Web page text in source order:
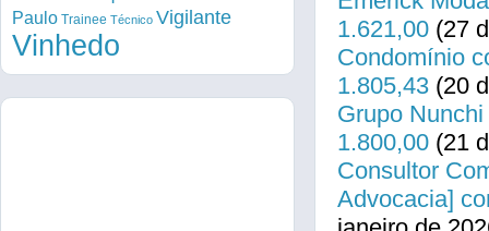
1.621,00 (27
Condomínio
1.805,43 (20
Grupo
1.800,00 (21
Consultor
Advocacia]
Paulo Trainee Técnico Vigilante
Vinhedo